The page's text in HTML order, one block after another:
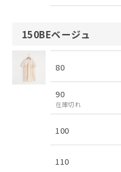
150BEベージュ
80
90
在庫切れ
100
110